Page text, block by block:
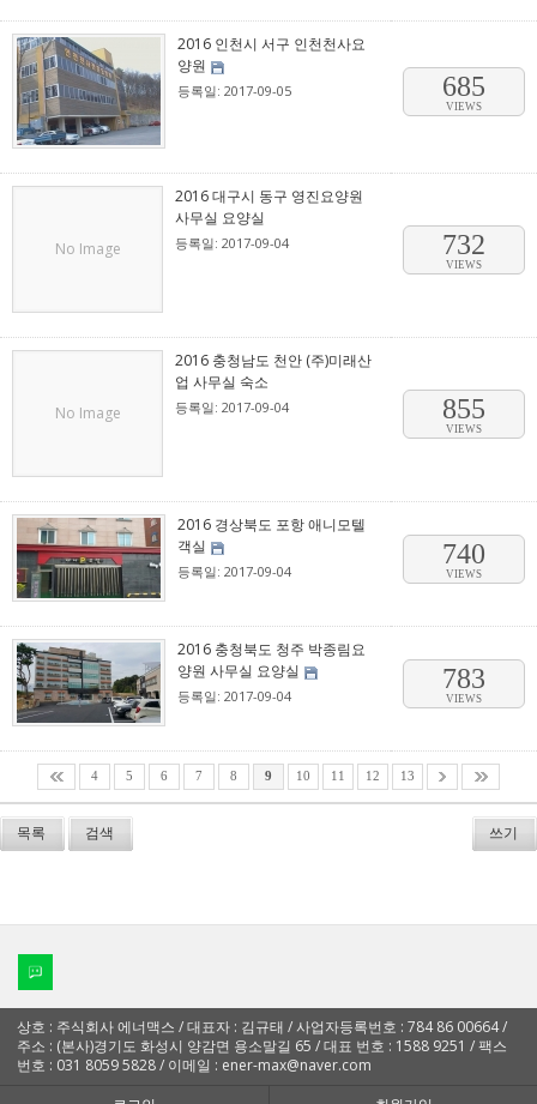
2016 인천시 서구 인천천사요
양원
등록일: 2017-09-05 685
VIEWS
No Image
2016 대구시 동구 영진요양원
사무실 요양실
등록일: 2017-09-04 732
VIEWS
No Image
2016 충청남도 천안 (주)미래산
업 사무실 숙소
등록일: 2017-09-04 855
VIEWS
2016 경상북도 포항 애니모텔
객실
등록일: 2017-09-04
740
VIEWS
2016 충청북도 청주 박종림요
양원 사무실 요양실
등록일: 2017-09-04
783
VIEWS
4 5 6 7 8 9 10 11 12 13
목록 검색 쓰기
상호 : 주식회사 에너맥스 / 대표자 : 김규태 / 사업자등록번호 : 784 86 00664 /
주소 : (본사)경기도 화성시 양감면 용소말길 65 / 대표 번호 : 1588 9251 / 팩스
번호 : 031 8059 5828 / 이메일 : ener-max@naver.com